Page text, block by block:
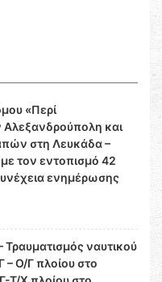
«Περί
και
στη Λευκάδα –
τον εντοπισμό 42
ενημέρωσης
ναυτικού
– Ο/Γ πλοίου στο